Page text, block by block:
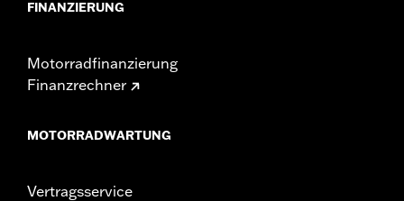
FINANZIERUNG
Motorradfinanzierung
Finanzrechner
MOTORRADWARTUNG
Vertragsservice